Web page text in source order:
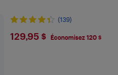
(139)
$129.95
129,95 $ Économisez 120 $